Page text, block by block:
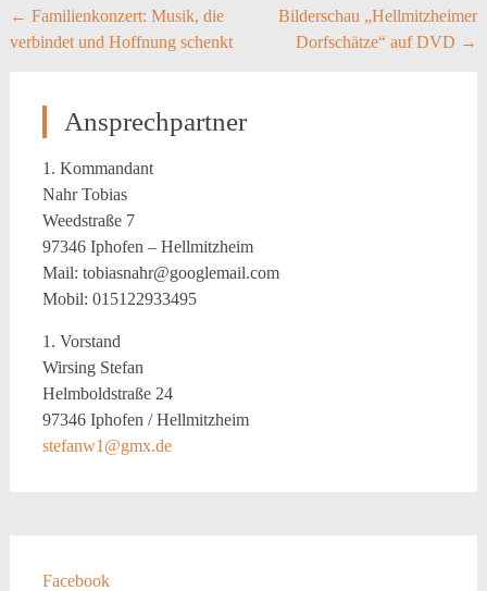
Post
navigation
← Familienkonzert: Musik, die
verbindet und Hoffnung schenkt
Bilderschau „Hellmitzheimer
Dorfschätze“ auf DVD →
Ansprechpartner
1. Kommandant
Nahr Tobias
Weedstraße 7
97346 Iphofen – Hellmitzheim
Mail: tobiasnahr@googlemail.com
Mobil: 015122933495
1. Vorstand
Wirsing Stefan
Helmboldstraße 24
97346 Iphofen / Hellmitzheim
stefanw1@gmx.de
Facebook